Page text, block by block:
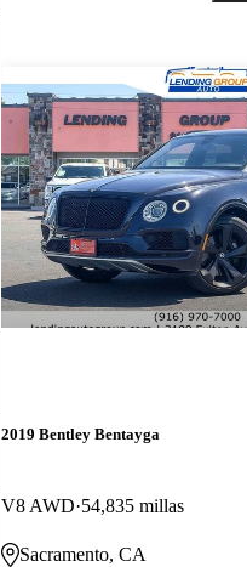
2019 Bentley Bentayga
V8 AWD 54,835 millas
Sacramento, CA